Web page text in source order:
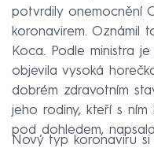
potvrdily onemocnění
koronavirem. Oznámil
Koca. Podle ministra
objevila vysoká
dobrém zdravotním
jeho rodiny, kteří s ním
pod dohledem,
Nový typ koronaviru